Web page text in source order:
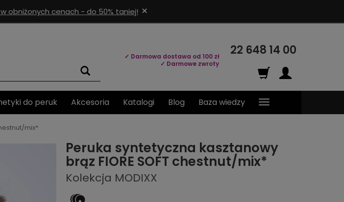
obniżonych cenach - do 50% taniej! ×
✓ Darmowa dostawa od 100 zł
✓ Darmowe zwroty
22 648 14 00
do peruk Akcesoria Katalogi Blog Baza wiedzy
mix*
Peruka syntetyczna kasztanowy
brąz FIORE SOFT chestnut/mix*
Kolekcja MODIXX